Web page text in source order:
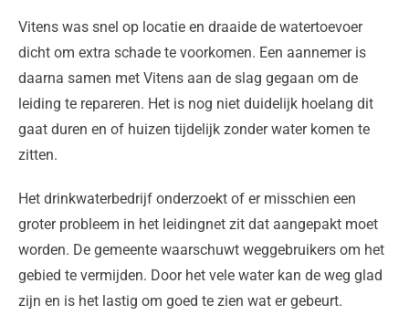
Vitens was snel op locatie en draaide de watertoevoer
dicht om extra schade te voorkomen. Een aannemer is
daarna samen met Vitens aan de slag gegaan om de
leiding te repareren. Het is nog niet duidelijk hoelang dit
gaat duren en of huizen tijdelijk zonder water komen te
zitten.
Het drinkwaterbedrijf onderzoekt of er misschien een
groter probleem in het leidingnet zit dat aangepakt moet
worden. De gemeente waarschuwt weggebruikers om het
gebied te vermijden. Door het vele water kan de weg glad
zijn en is het lastig om goed te zien wat er gebeurt.